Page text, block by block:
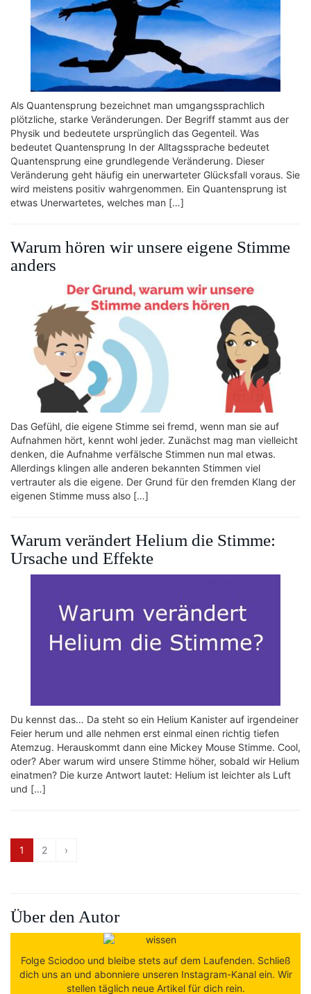
Als Quantensprung bezeichnet man umgangssprachlich
plötzliche, starke Veränderungen. Der Begriff stammt aus der
Physik und bedeutete ursprünglich das Gegenteil. Was
bedeutet Quantensprung In der Alltagssprache bedeutet
Quantensprung eine grundlegende Veränderung. Dieser
Veränderung geht häufig ein unerwarteter Glücksfall voraus. Sie
wird meistens positiv wahrgenommen. Ein Quantensprung ist
etwas Unerwartetes, welches man […]
Warum hören wir unsere eigene Stimme
anders
Das Gefühl, die eigene Stimme sei fremd, wenn man sie auf
Aufnahmen hört, kennt wohl jeder. Zunächst mag man vielleicht
denken, die Aufnahme verfälsche Stimmen nun mal etwas.
Allerdings klingen alle anderen bekannten Stimmen viel
vertrauter als die eigene. Der Grund für den fremden Klang der
eigenen Stimme muss also […]
Warum verändert Helium die Stimme:
Ursache und Effekte
Du kennst das… Da steht so ein Helium Kanister auf irgendeiner
Feier herum und alle nehmen erst einmal einen richtig tiefen
Atemzug. Herauskommt dann eine Mickey Mouse Stimme. Cool,
oder? Aber warum wird unsere Stimme höher, sobald wir Helium
einatmen? Die kurze Antwort lautet: Helium ist leichter als Luft
und […]
1 2 ›
Über den Autor
Folge Sciodoo und bleibe stets auf dem Laufenden. Schließ
dich uns an und abonniere unseren Instagram-Kanal ein. Wir
stellen täglich neue Artikel für dich rein.